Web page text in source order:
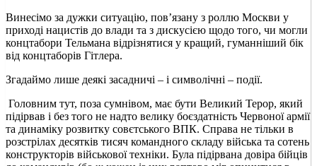
Винесімо за дужки ситуацію, пов’язану з роллю Москви у
приході нацистів до влади та з дискусією щодо того, чи могли
концтабори Тельмана відрізнятися у кращий, гуманніший бік
від концтаборів Гітлера.
Згадаймо лише деякі засадничі – і символічні – події.
Головним тут, поза сумнівом, має бути Великий Терор, який
підірвав і без того не надто велику боєздатність Червоної армії
та динаміку розвитку совєтського ВПК. Справа не тільки в
розстрілах десятків тисяч командного складу війська та сотень
конструкторів військової техніки. Була підірвана довіра бійців